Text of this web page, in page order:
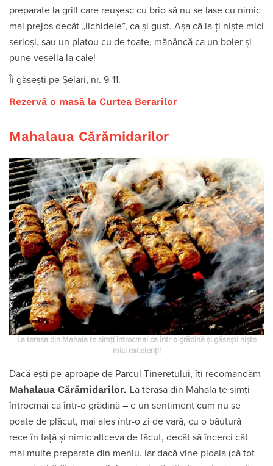
preparate la grill care reușesc cu brio să nu se lase cu nimic
mai prejos decât „lichidele”, ca și gust. Așa că ia-ți niște mici
serioși, sau un platou cu de toate, mănâncă ca un boier și
pune veselia la cale!
Îi găsești pe Șelari, nr. 9-11.
Rezervă o masă la Curtea Berarilor
Mahalaua Cărămidarilor
La terasa din Mahala te simți întrocmai ca într-o grădină și găsești niște
mici excelenți!
Dacă ești pe-aproape de Parcul Tineretului, îți recomandăm
Mahalaua Cărămidarilor. La terasa din Mahala te simți
întrocmai ca într-o grădină – e un sentiment cum nu se
poate de plăcut, mai ales într-o zi de vară, cu o băutură
rece în față și nimic altceva de făcut, decât să încerci cât
mai multe preparate din meniu. Iar dacă vine ploaia (că tot